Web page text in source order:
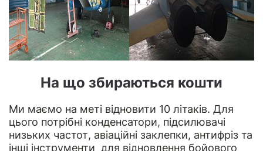
На що збираються кошти
Ми маємо на меті відновити 10 літаків. Для
цього потрібні конденсатори, підсилювачі
низьких частот, авіаційні заклепки, антифріз та
інші інструменти для відновлення бойового